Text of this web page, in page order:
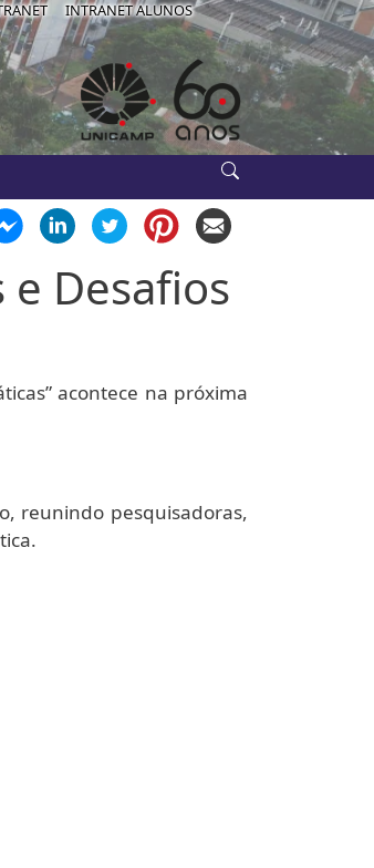
IB-
INTRANET ALUNOS
e Desafios
acontece na próxima
reunindo pesquisadoras,